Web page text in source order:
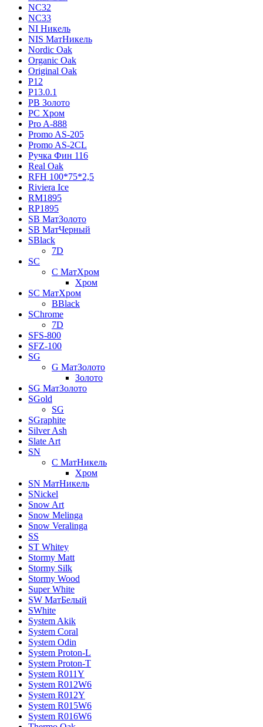
NC32
NC33
NI Никель
NIS МатНикель
Nordic Oak
Organic Oak
Original Oak
P12
P13.0.1
PB Золото
PC Хром
Pro A-888
Promo AS-205
Promo AS-2CL
Pучка Фин 116
Real Oak
RFH 100*75*2,5
Riviera Ice
RM1895
RP1895
SB МатЗолото
SB МатЧерный
SBlack
7D
SC
C МатХром
Хром
SC МатХром
BBlack
SChrome
7D
SFS-800
SFZ-100
SG
G МатЗолото
Золото
SG МатЗолото
SGold
SG
SGraphite
Silver Ash
Slate Art
SN
C МатНикель
Хром
SN МатНикель
SNickel
Snow Art
Snow Melinga
Snow Veralinga
SS
ST Whitey
Stormy Matt
Stormy Silk
Stormy Wood
Super White
SW МатБелый
SWhite
System Akik
System Coral
System Odin
System Proton-L
System Proton-T
System R011Y
System R012W6
System R012Y
System R015W6
System R016W6